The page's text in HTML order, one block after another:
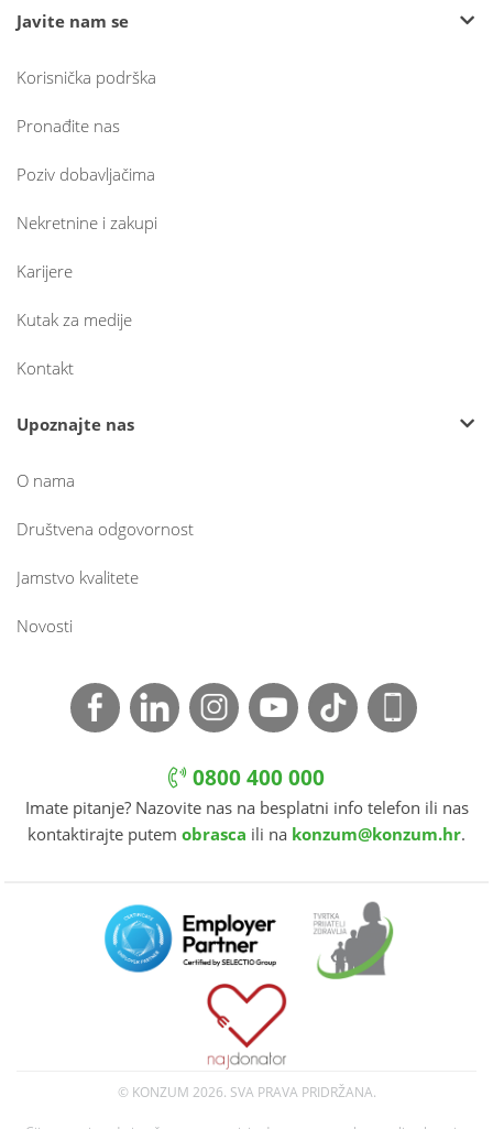
Javite nam se
Korisnička podrška
Pronađite nas
Poziv dobavljačima
Nekretnine i zakupi
Karijere
Kutak za medije
Kontakt
Upoznajte nas
O nama
Društvena odgovornost
Jamstvo kvalitete
Novosti
0800 400 000
Imate pitanje? Nazovite nas na besplatni info telefon ili nas
kontaktirajte putem obrasca ili na konzum@konzum.hr.
© KONZUM 2026. SVA PRAVA PRIDRŽANA.